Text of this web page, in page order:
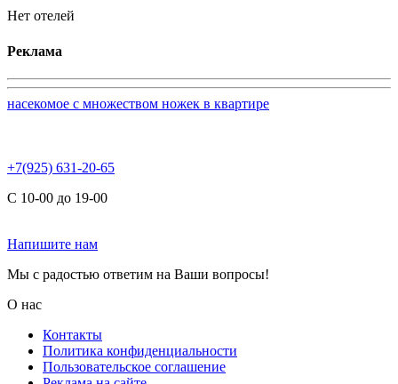
Нет отелей
Реклама
насекомое с множеством ножек в квартире
+7(925) 631-20-65
С 10-00 до 19-00
Напишите нам
Мы с радостью ответим на Ваши вопросы!
О нас
Контакты
Политика конфиденциальности
Пользовательское соглашение